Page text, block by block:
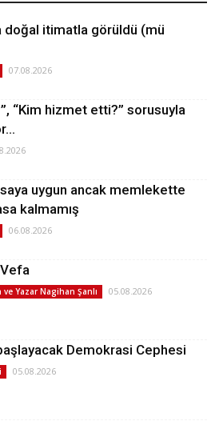
doğal itimatla görüldü (mü
07.08.2026
“Kim hizmet etti?” sorusuyla
uygun ancak memlekette
kalmamış
06.08.2026
ve Yazar Nagihan Şanlı 05.08.2026
Demokrasi Cephesi
05.08.2026